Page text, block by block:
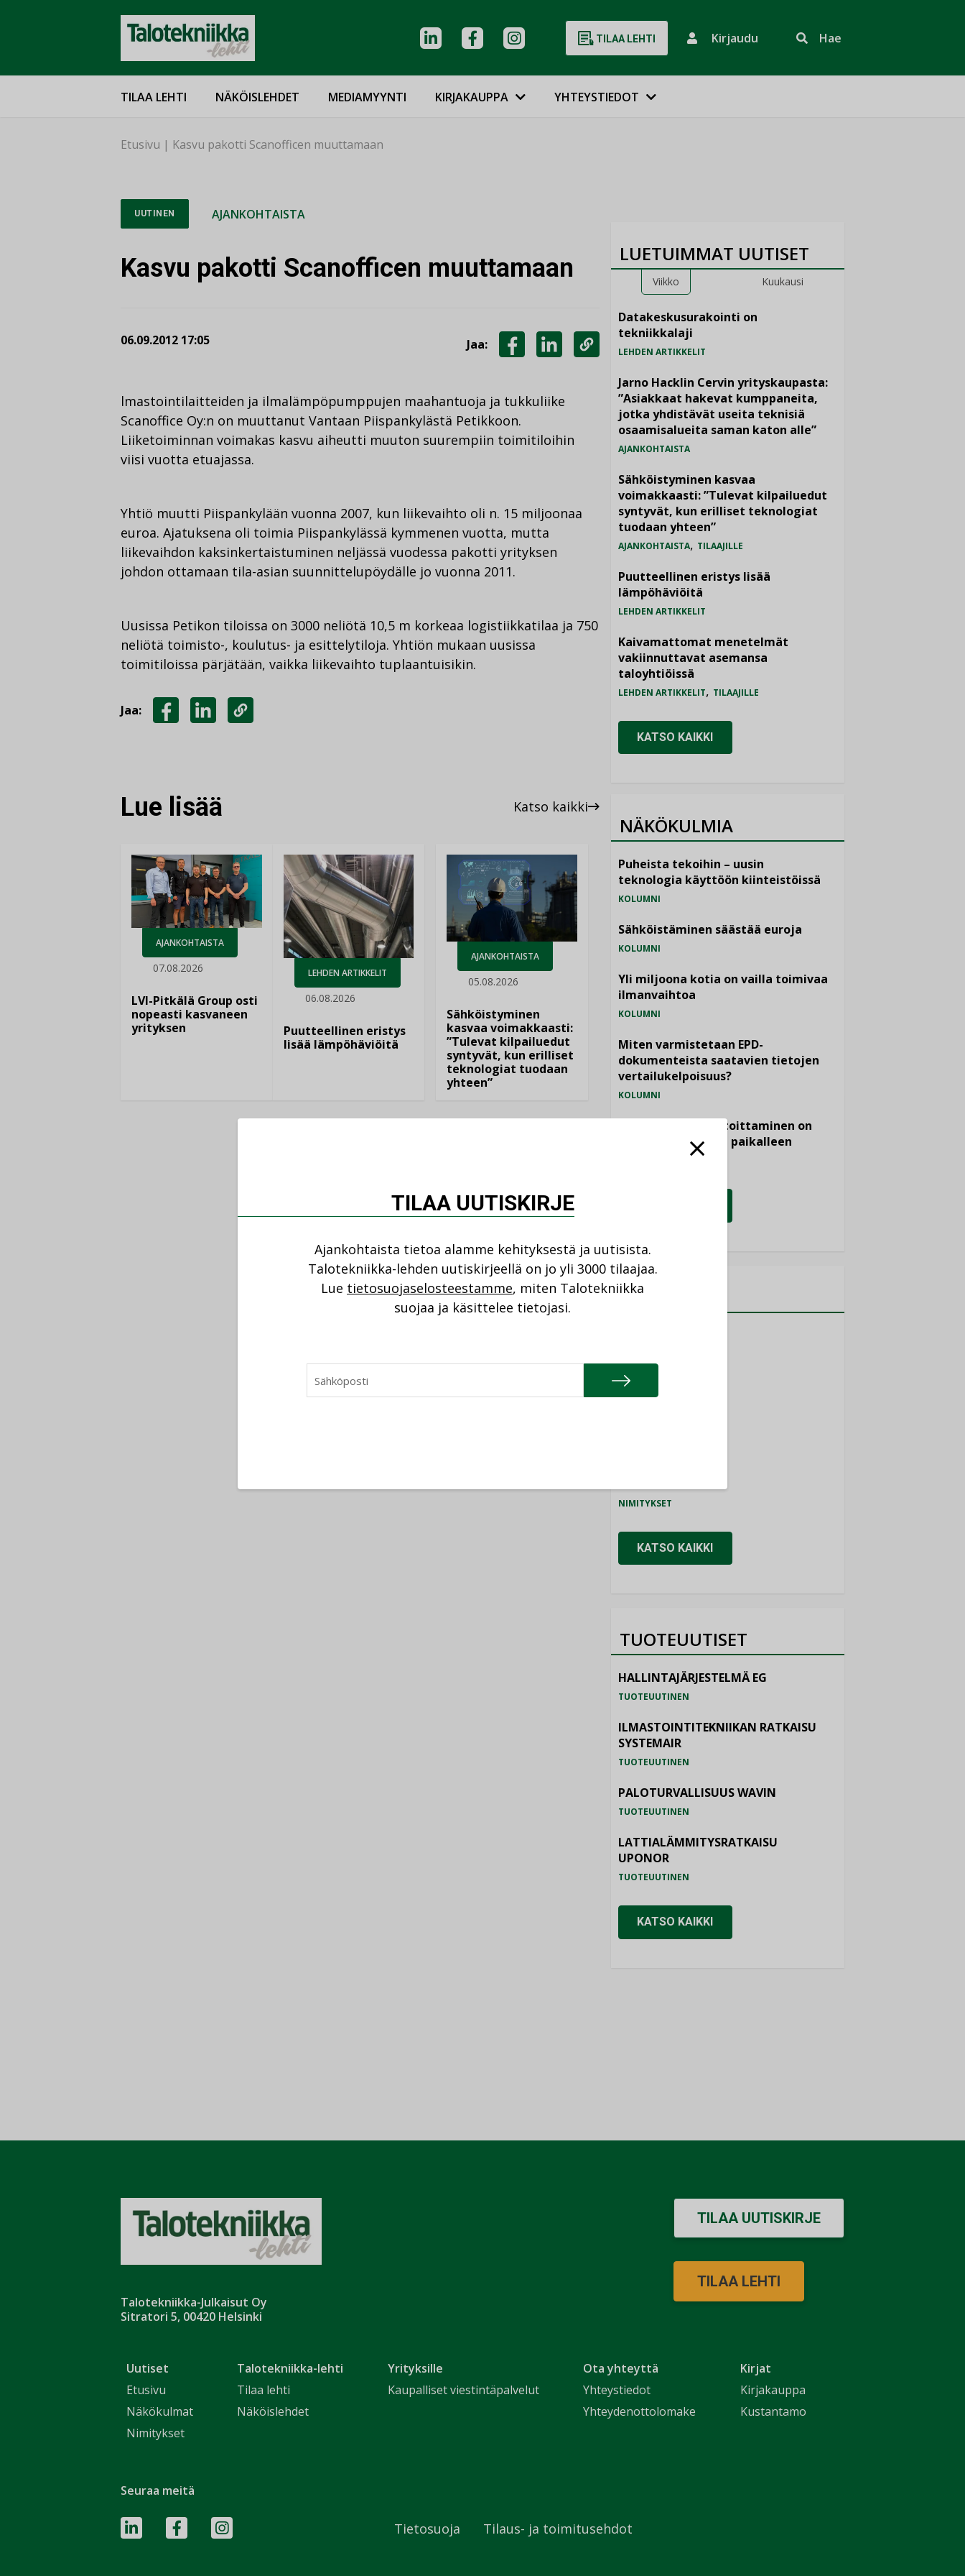
TILAA LEHTI Kirjaudu Hae
TILAA LEHTI NÄKÖISLEHDET MEDIAMYYNTI KIRJAKAUPPA YHTEYSTIEDOT
Etusivu | Kasvu pakotti Scanofficen muuttamaan
UUTINEN AJANKOHTAISTA
Kasvu pakotti Scanofficen muuttamaan
06.09.2012 17:05 Jaa:
LINKEDINISSÄ
LINKKI
lmastointilaitteiden ja ilmalämpöpumppujen maahantuoja ja tukkuliike
Scanoffice Oy:n on muuttanut Vantaan Piispankylästä Petikkoon.
Liiketoiminnan voimakas kasvu aiheutti muuton suurempiin toimitiloihin
viisi vuotta etuajassa.
Yhtiö muutti Piispankylään vuonna 2007, kun liikevaihto oli n. 15 miljoonaa
euroa. Ajatuksena oli toimia Piispankylässä kymmenen vuotta, mutta
liikevaihdon kaksinkertaistuminen neljässä vuodessa pakotti yrityksen
johdon ottamaan tila-asian suunnittelupöydälle jo vuonna 2011.
Uusissa Petikon tiloissa on 3000 neliötä 10,5 m korkeaa logistiikkatilaa ja 750
neliötä toimisto-, koulutus- ja esittelytiloja. Yhtiön mukaan uusissa
toimitiloissa pärjätään, vaikka liikevaihto tuplaantuisikin.
Jaa:
Lue lisää Katso kaikki
AJANKOHTAISTA
07.08.2026
LVI-Pitkälä Group osti
nopeasti kasvaneen
yrityksen
LEHDEN ARTIKKELIT
06.08.2026
Puutteellinen eristys
lisää lämpöhäviöitä
AJANKOHTAISTA
05.08.2026
Sähköistyminen
kasvaa voimakkaasti:
”Tulevat kilpailuedut
syntyvät, kun erilliset
teknologiat tuodaan
yhteen”
LUETUIMMAT UUTISET
Viikko Kuukausi
Datakeskusurakointi on
tekniikkalaji
LEHDEN ARTIKKELIT
Jarno Hacklin Cervin yrityskaupasta:
”Asiakkaat hakevat kumppaneita,
jotka yhdistävät useita teknisiä
osaamisalueita saman katon alle”
AJANKOHTAISTA
Sähköistyminen kasvaa
voimakkaasti: ”Tulevat kilpailuedut
syntyvät, kun erilliset teknologiat
tuodaan yhteen”
AJANKOHTAISTA, TILAAJILLE
Puutteellinen eristys lisää
lämpöhäviöitä
LEHDEN ARTIKKELIT
Kaivamattomat menetelmät
vakiinnuttavat asemansa
taloyhtiöissä
LEHDEN ARTIKKELIT, TILAAJILLE
KATSO KAIKKI
NÄKÖKULMIA
Puheista tekoihin – uusin
teknologia käyttöön kiinteistöissä
KOLUMNI
Sähköistäminen säästää euroja
KOLUMNI
Yli miljoona kotia on vailla toimivaa
ilmanvaihtoa
KOLUMNI
Miten varmistetaan EPD-
dokumenteista saatavien tietojen
vertailukelpoisuus?
KOLUMNI
Vesi- ja viemärimitoittaminen on
jämähtänyt ajassa paikalleen
NIMITYKSET
Refair
NIMITYKSET
KATSO KAIKKI
TUOTEUUTISET
HALLINTAJÄRJESTELMÄ EG
TUOTEUUTINEN
ILMASTOINTITEKNIIKAN RATKAISU
SYSTEMAIR
TUOTEUUTINEN
PALOTURVALLISUUS WAVIN
TUOTEUUTINEN
LATTIALÄMMITYSRATKAISU
UPONOR
TUOTEUUTINEN
KATSO KAIKKI
Talotekniikka-Julkaisut Oy
Sitratori 5, 00420 Helsinki
Uutiset
Etusivu
Näkökulmat
Nimitykset
Talotekniikka-lehti
Tilaa lehti
Näköislehdet
Yrityksille
Kaupalliset viestintäpalvelut
Ota yhteyttä
Yhteystiedot
Yhteydenottolomake
Kirjat
Kirjakauppa
Kustantamo
TILAA UUTISKIRJE
TILAA LEHTI
Seuraa meitä
Tietosuoja Tilaus- ja toimitusehdot
TILAA UUTISKIRJE
Ajankohtaista tietoa alamme kehityksestä ja uutisista.
Talotekniikka-lehden uutiskirjeellä on jo yli 3000 tilaajaa.
Lue tietosuojaselosteestamme, miten Talotekniikka
suojaa ja käsittelee tietojasi.